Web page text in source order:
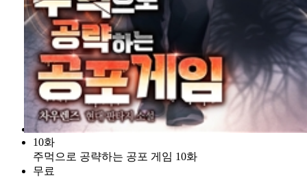
10화
주먹으로 공략하는 공포 게임 10화
무료